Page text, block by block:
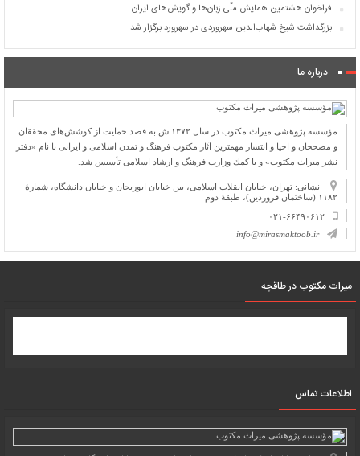
فراخوان هشتمین همایش ملّی زبان‌ها و گویش‌های ایران
بزرگداشت شیخ شهاب‌الدین سهروردی در سهرورد برگزار شد
درباره ما
مؤسسه پژوهشی میراث مكتوب در سال ۱۳۷۲ ش به قصد حمایت از كوشش‌های محققان
و مصححان و احیا و انتشار مهمترین آثار مكتوب فرهنگ و تمدن اسلامی و ایرانی با نام «دفتر
نشر میراث مكتوب» و با كمك وزارت فرهنگ و ارشاد اسلامی تأسیس شد.
نشانی: تهران، خیابان انقلاب اسلامی، بین خیابان ابوریحان و خیابان دانشگاه، شمارۀ
۱۱۸۲ (ساختمان فروردین)، طبقۀ دوم
۰۲۱-۶۶۴۹۰۶۱۲
info@mirasmaktoob.ir
میرات مکتوب در طاقچه
اطلاعات تماس